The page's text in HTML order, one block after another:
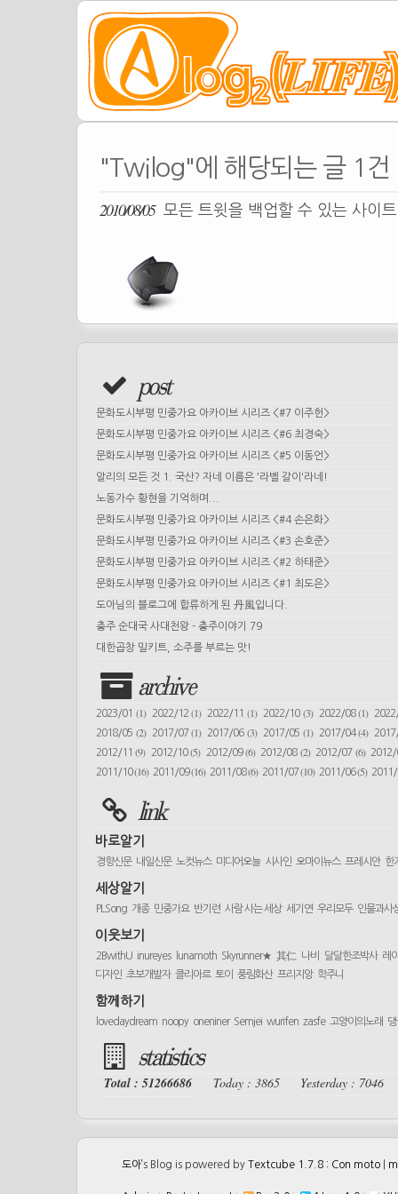
"Twilog"에 해당되는 글 1건
2010/08/05 모든 트윗을 백업할 수 있는 사이
post
문화도시부평 민중가요 아카이브 시리즈 <#7 이주헌>
문화도시부평 민중가요 아카이브 시리즈 <#6 최경숙>
문화도시부평 민중가요 아카이브 시리즈 <#5 이동언>
알리의 모든 것 1. 국산? 자네 이름은 '라벨 갈이'라네!
노동가수 황현을 기억하며...
문화도시부평 민중가요 아카이브 시리즈 <#4 손은화>
문화도시부평 민중가요 아카이브 시리즈 <#3 손호준>
문화도시부평 민중가요 아카이브 시리즈 <#2 하태준>
문화도시부평 민중가요 아카이브 시리즈 <#1 최도은>
도아님의 블로그에 합류하게 된 丹風입니다.
충주 순대국 사대천왕 - 충주이야기 79
대한곱창 밀키트, 소주를 부르는 맛!
archive
2023/01 (1) 2022/12(1) 2022/11(1) 2022/10 (3) 2022/08(1)
2018/05 (2) 2017/07(1) 2017/06(3) 2017/05 (1) 2017/04(4)
2012/11(9) 2012/10(5) 2012/09(6) 2012/08 (2) 2012/07 (6)
2011/10(16) 2011/09(16) 2011/08(6) 2011/07(10) 2011/06(5)
link
바로알기
경향신문 내일신문 노컷뉴스 미디어오늘 시사인 오마이뉴스 프레시안 한
세상알기
PLSong 개종 민중가요 반기련 사람 사는 세상 세기연 우리모두 인물과사
이웃보기
2BwithU inureyes lunamoth Skyrunner★ 其仁 나비 달달한조박사 레
디자인 초보개발자 클리아르 토이 풍림화산 프리지앙 학주니
함께하기
lovedaydream noopy oneniner Semjei wurifen zasfe 고양이의노래
statistics
Total : 51266686 Today : 3865 Yesterday : 7046
도아’s Blog is powered by Textcube 1.7.8 : Con moto